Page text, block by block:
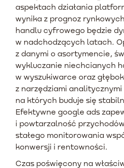
aspektach działania
wynika z prognoz
handlu cyfrowego będzie
w nadchodzących latach.
z danymi o asortymencie,
wykluczanie niechcianych
w wyszukiwarce oraz
z narzędziami
na których buduje się
Efektywne google ads
i powtarzalność
stałego monitorowania
konwersji i rentowności.
Czas poświęcony na